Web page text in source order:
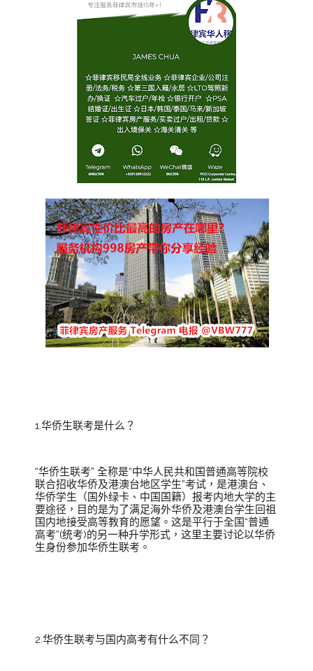
1.华侨生联考是什么？
“华侨生联考” 全称是“中华人民共和国普通高等院校
联合招收华侨及港澳台地区学生”考试，是港澳台、
华侨学生（国外绿卡、中国国籍）报考内地大学的主
要途径，目的是为了满足海外华侨及港澳台学生回祖
国内地接受高等教育的愿望。这是平行于全国“普通
高考”(统考)的另一种升学形式，这里主要讨论以华侨
生身份参加华侨生联考。
2.华侨生联考与国内高考有什么不同？